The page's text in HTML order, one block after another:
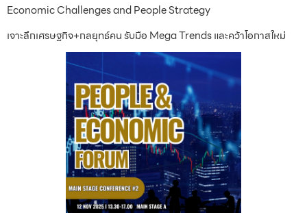
Economic Challenges and People Strategy
เจาะลึกเศรษฐกิจ+กลยุทธ์คน รับมือ Mega Trends และคว้าโอกาสใหม่